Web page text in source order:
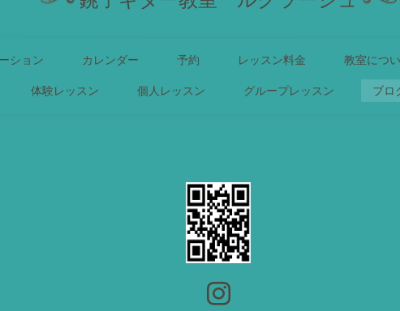
ション カレンダー 予約 レッスン料金 教室につ
体験レッスン 個人レッスン グループレッスン ブロ